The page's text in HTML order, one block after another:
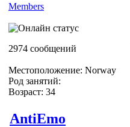
Members
2974 сообщений
Местоположение: Norway
Род занятий:
Возраст: 34
AntiEmo